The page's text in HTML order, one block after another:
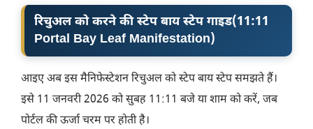
रिचुअल को करने की स्टेप बाय स्टेप गाइड(11:11
Portal Bay Leaf Manifestation)
आइए अब इस मैनिफेस्टेशन रिचुअल को स्टेप बाय स्टेप समझते हैं।
इसे 11 जनवरी 2026 को सुबह 11:11 बजे या शाम को करें, जब
पोर्टल की ऊर्जा चरम पर होती है।